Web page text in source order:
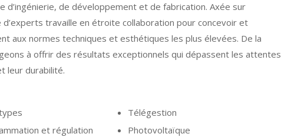
de développement et de fabrication. Axée sur
travaille en étroite collaboration pour concevoir et
aux normes techniques et esthétiques les plus élevées. De la
à offrir des résultats exceptionnels qui dépassent les attentes
leur durabilité.
et régulation
Télégestion
Photovoltaïque